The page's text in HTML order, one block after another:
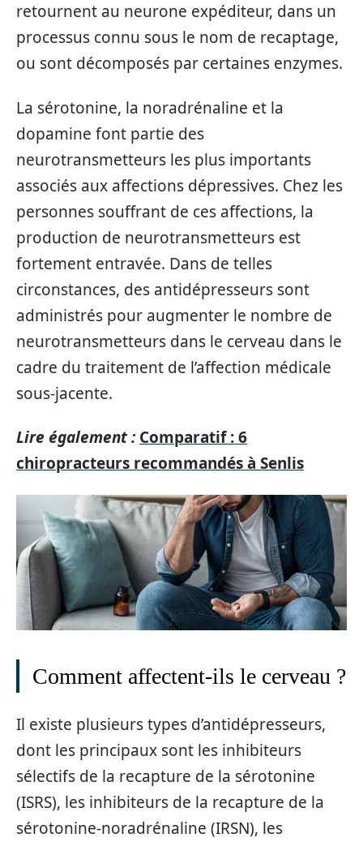
retournent au neurone expéditeur, dans un
processus connu sous le nom de recaptage,
ou sont décomposés par certaines enzymes.
La sérotonine, la noradrénaline et la
dopamine font partie des
neurotransmetteurs les plus importants
associés aux affections dépressives. Chez les
personnes souffrant de ces affections, la
production de neurotransmetteurs est
fortement entravée. Dans de telles
circonstances, des antidépresseurs sont
administrés pour augmenter le nombre de
neurotransmetteurs dans le cerveau dans le
cadre du traitement de l’affection médicale
sous-jacente.
Lire également : Comparatif : 6
chiropracteurs recommandés à Senlis
Comment affectent-ils le cerveau ?
Il existe plusieurs types d’antidépresseurs,
dont les principaux sont les inhibiteurs
sélectifs de la recapture de la sérotonine
(ISRS), les inhibiteurs de la recapture de la
sérotonine-noradrénaline (IRSN), les